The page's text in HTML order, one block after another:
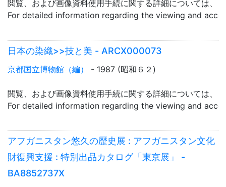
閲覧、および画像資料使用手続に関する詳細については、「
For detailed information regarding the viewing and
日本の染織>>技と美 - ARCX000073
京都国立博物館（編） - 1987 (昭和６２)
閲覧、および画像資料使用手続に関する詳細については、「
For detailed information regarding the viewing and
アフガニスタン悠久の歴史展 : アフガニスタン文化
財復興支援 : 特別出品カタログ「東京展」 -
BA8852737X